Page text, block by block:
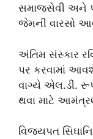
સમાજસેવી અને
જેમની વારસો
અંતિમ સંસ્કાર
પર કરવામાં
વાગ્યે એલ.ડી.
થવા માટે
વિજયપત